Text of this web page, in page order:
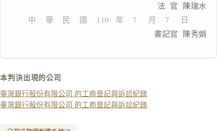
                              法  官  陳瑞水
中    華    民    國    110   年    7     月    7     日
                              書記官  陳秀娟
本判決出現的公司
臺灣銀行股份有限公司 的工商登記與訴訟紀錄
臺灣銀行股份有限公司 的工商登記與訴訟紀錄
全
複製給 AI
去換行複製
匯出 PDF
精美列印